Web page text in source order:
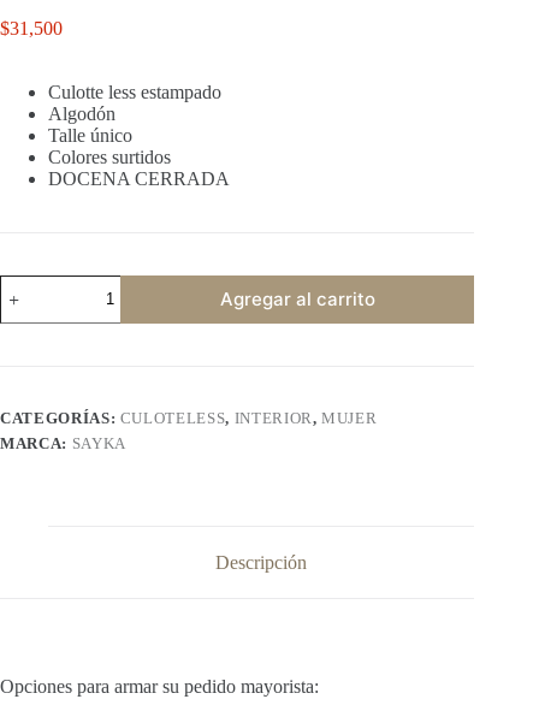
$31,500
Culotte less estampado
Algodón
Talle único
Colores surtidos
DOCENA CERRADA
209
MAX
Agregar al carrito
CATEGORÍAS: CULOTELESS, INTERIOR,MUJER
MARCA: SAYKA
Descripción
Opciones para armar su pedido mayorista: